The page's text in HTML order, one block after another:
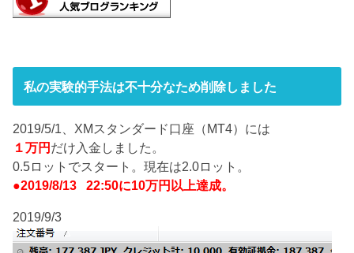
私の実験的手法は不十分なため削除しました
2019/5/1、XMスタンダード口座（MT4）には
１万円 だけ入金しました。
0.5ロットでスタート。現在は2.0ロット。
●2019/8/13 22:50に10万円以上達成。
2019/9/3